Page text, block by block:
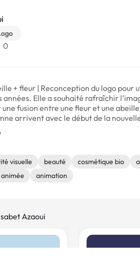
0
+ fleur | Reconception du logo pour
années. Elle a souhaité rafraîchir
fusion entre une fleur et une
arrivent avec le début de la
visuelle beauté cosmétique bio
animation
Azaoui